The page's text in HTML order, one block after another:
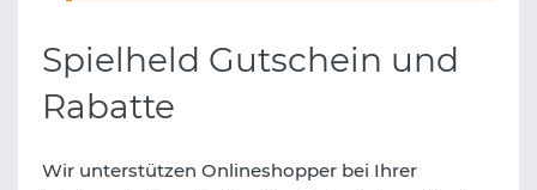
Spielheld Gutschein und
Rabatte
Wir unterstützen Onlineshopper bei Ihrer